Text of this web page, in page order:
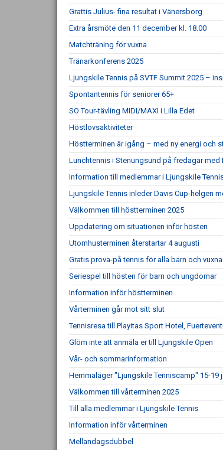
Grattis Julius- fina resultat i Vänersborg
Extra årsmöte den 11 december kl. 18.00
Matchträning för vuxna
Tränarkonferens 2025
Ljungskile Tennis på SVTF Summit 2025 –
Spontantennis för seniorer 65+
SO Tour-tävling MIDI/MAXI i Lilla Edet
Höstlovsaktiviteter
Höstterminen är igång – med ny energi och
Lunchtennis i Stenungsund på fredagar med
Information till medlemmar i Ljungskile
Ljungskile Tennis inleder Davis Cup-helgen
Välkommen till höstterminen 2025
Uppdatering om situationen inför hösten
Utomhusterminen återstartar 4 augusti
Gratis prova-på tennis för alla barn och vuxna
Seriespel till hösten för barn och ungdomar
Information inför höstterminen
Vårterminen går mot sitt slut
Tennisresa till Playitas Sport Hotel,
Glöm inte att anmäla er till Ljungskile Open
Vår- och sommarinformation
Hemmaläger "Ljungskile Tenniscamp" 15-19
Välkommen till vårterminen 2025
Till alla medlemmar i Ljungskile Tennis
Information inför vårterminen
Mellandagsdubbel